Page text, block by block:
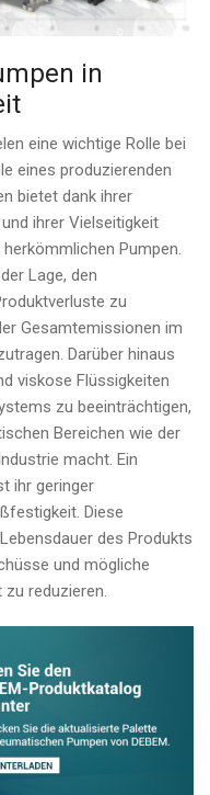
in
eine wichtige Rolle bei
eines produzierenden
bietet dank ihrer
ihrer Vielseitigkeit
Pumpen.
Lage, den
zu
Gesamtemissionen im
Darüber hinaus
viskose Flüssigkeiten
zu beeinträchtigen,
Bereichen wie der
macht. Ein
ihr geringer
Diese
des Produkts
und mögliche
reduzieren.